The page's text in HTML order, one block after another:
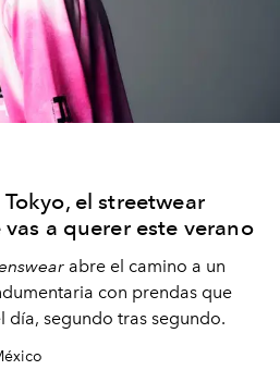
el streetwear
a querer este verano
abre el camino a un
con prendas que
día, segundo tras segundo.